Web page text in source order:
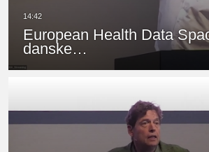
European Health Data
danske…